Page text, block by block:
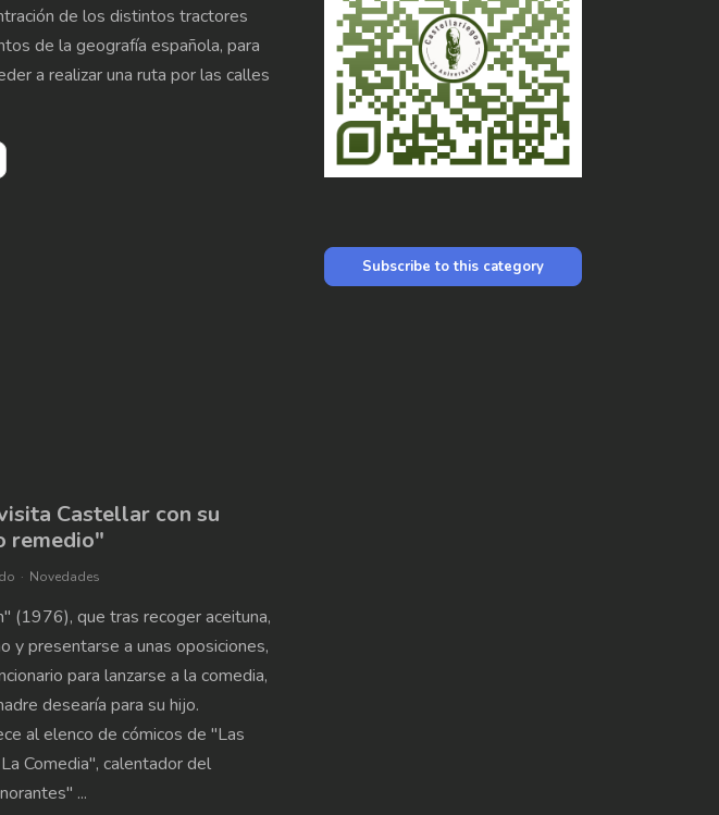
de los distintos tractores
de la geografía española, para
a realizar una ruta por las calles
Castellar con su
remedio"
Novedades
(1976), que tras recoger aceituna,
y presentarse a unas oposiciones,
para lanzarse a la comedia,
desearía para su hijo.
al elenco de cómicos de "Las
Comedia", calentador del
...
Subscribe to this category